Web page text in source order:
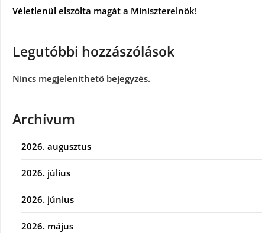
Véletlenül elszólta magát a Miniszterelnök!
Legutóbbi hozzászólások
Nincs megjeleníthető bejegyzés.
Archívum
2026. augusztus
2026. július
2026. június
2026. május